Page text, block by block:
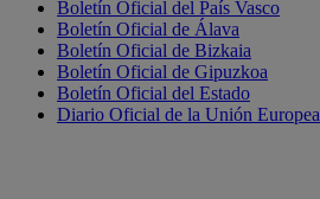
Boletín Oficial del País Vasco
Boletín Oficial de Álava
Boletín Oficial de Bizkaia
Boletín Oficial de Gipuzkoa
Boletín Oficial del Estado
Diario Oficial de la Unión Europea